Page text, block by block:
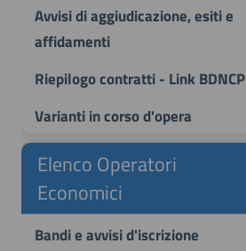
Avvisi di aggiudicazione, esiti e
affidamenti
Riepilogo contratti - Link BDNCP
Varianti in corso d'opera
Elenco Operatori
Economici
Bandi e avvisi d'iscrizione